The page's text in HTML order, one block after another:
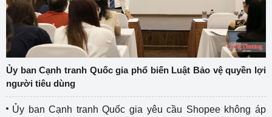
Ủy ban Cạnh tranh Quốc gia phổ biến Luật Bảo vệ quyền lợi
người tiêu dùng
Ủy ban Cạnh tranh Quốc gia yêu cầu Shopee không áp